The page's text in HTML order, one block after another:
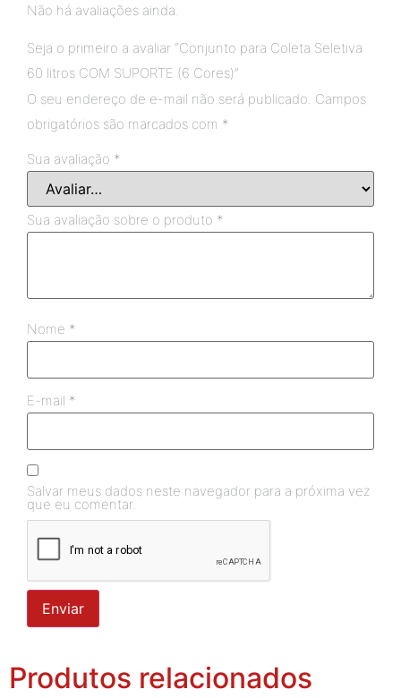
Não há avaliações ainda.
Seja o primeiro a avaliar “Conjunto para Coleta Seletiva
60 litros COM SUPORTE (6 Cores)”
O seu endereço de e-mail não será publicado. Campos
obrigatórios são marcados com *
Sua avaliação *
Sua avaliação sobre o produto *
Nome *
E-mail *
Salvar meus dados neste navegador para a próxima vez
que eu comentar.
Produtos relacionados